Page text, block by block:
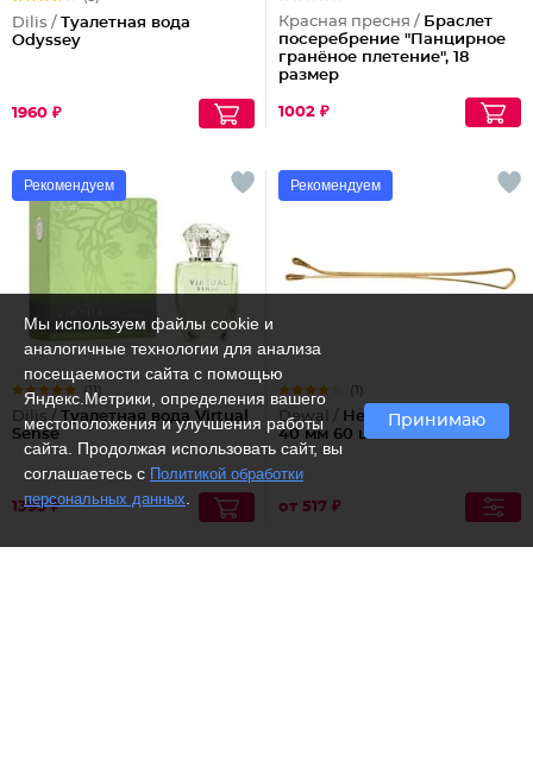
Dilis / Туалетная вода
Odyssey
1960 ₽
Красная пресня / Браслет
посеребрение "Панцирное
гранёное плетение", 18
размер
1002 ₽
Рекомендуем
(11)
Dilis / Туалетная вода Virtual
Sense
1393 ₽
Рекомендуем
(1)
Dewal / Невидимки прямые
40 мм 60 шт
от 517 ₽
Мы используем файлы cookie и
аналогичные технологии для анализа
посещаемости сайта с помощью
Яндекс.Метрики, определения вашего
местоположения и улучшения работы
сайта. Продолжая использовать сайт, вы
соглашаетесь с Политикой обработки
персональных данных
Принимаю